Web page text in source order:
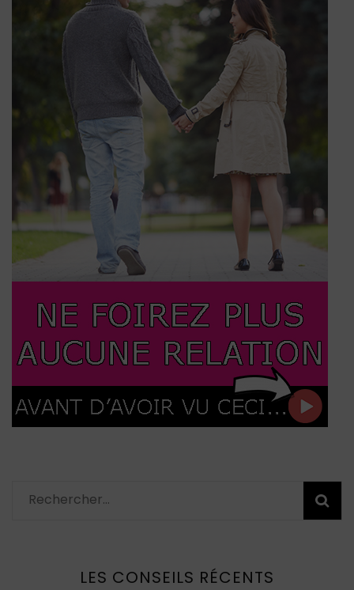
Rechercher :
LES CONSEILS RÉCENTS